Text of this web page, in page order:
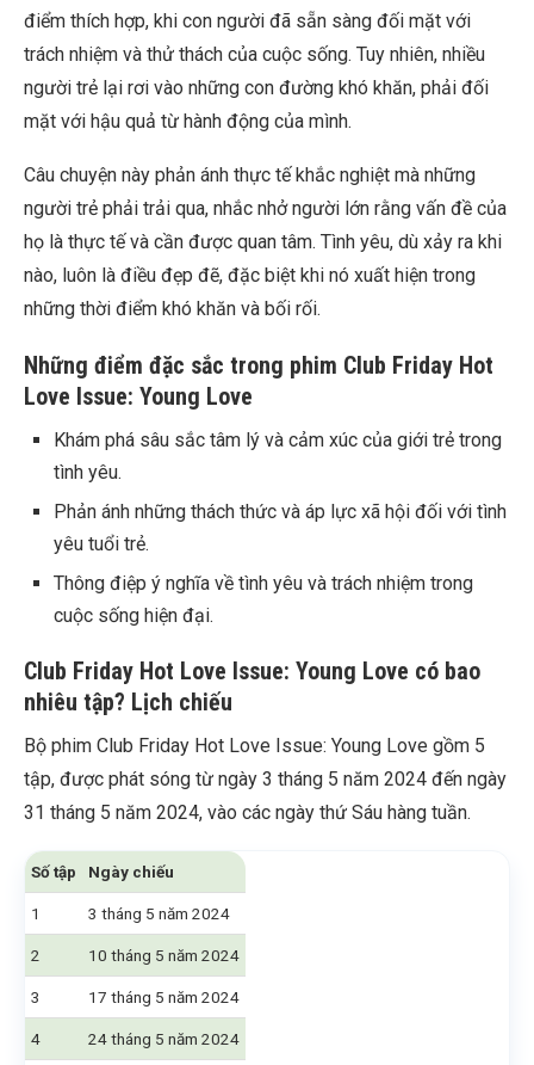
điểm thích hợp, khi con người đã sẵn sàng đối mặt với
trách nhiệm và thử thách của cuộc sống. Tuy nhiên, nhiều
người trẻ lại rơi vào những con đường khó khăn, phải đối
mặt với hậu quả từ hành động của mình.
Câu chuyện này phản ánh thực tế khắc nghiệt mà những
người trẻ phải trải qua, nhắc nhở người lớn rằng vấn đề của
họ là thực tế và cần được quan tâm. Tình yêu, dù xảy ra khi
nào, luôn là điều đẹp đẽ, đặc biệt khi nó xuất hiện trong
những thời điểm khó khăn và bối rối.
Những điểm đặc sắc trong phim Club Friday Hot
Love Issue: Young Love
Khám phá sâu sắc tâm lý và cảm xúc của giới trẻ trong
tình yêu.
Phản ánh những thách thức và áp lực xã hội đối với tình
yêu tuổi trẻ.
Thông điệp ý nghĩa về tình yêu và trách nhiệm trong
cuộc sống hiện đại.
Club Friday Hot Love Issue: Young Love có bao
nhiêu tập? Lịch chiếu
Bộ phim Club Friday Hot Love Issue: Young Love gồm 5
tập, được phát sóng từ ngày 3 tháng 5 năm 2024 đến ngày
31 tháng 5 năm 2024, vào các ngày thứ Sáu hàng tuần.
Số tập Ngày chiếu
1 3 tháng 5 năm 2024
2 10 tháng 5 năm 2024
3 17 tháng 5 năm 2024
4 24 tháng 5 năm 2024